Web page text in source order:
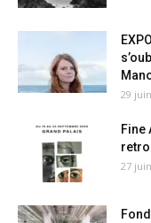
29
Fine
27